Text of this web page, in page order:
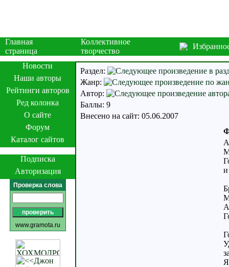
Главная
страница
Коллективное
творчество
Новости
Наши авторы
Рейтинги авторов
Ред колонка
О сайте
Форум
Каталог сайтов
Подписка
Авторизация
Проверка слова
www.gramota.ru
Раздел:
Жанр:
Автор:
Баллы: 9
Внесено на сайт: 05.06.2007
и